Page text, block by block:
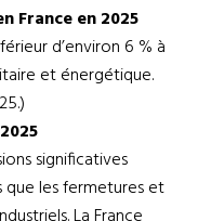
France en 2025
d’environ 6 % à
et énergétique.
significatives
que les fermetures et